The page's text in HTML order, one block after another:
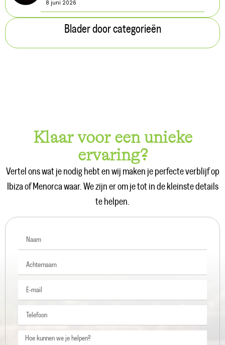
8 juni 2026
Blader door categorieën
Klaar voor een unieke
ervaring?
Vertel ons wat je nodig hebt en wij maken je perfecte verblijf op
Ibiza of Menorca waar. We zijn er om je tot in de kleinste details
te helpen.